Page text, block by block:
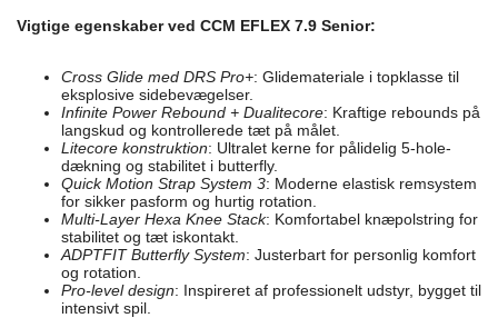
Vigtige egenskaber ved CCM EFLEX 7.9 Senior:
Cross Glide med DRS Pro+: Glidemateriale i topklasse til
eksplosive sidebevægelser.
Infinite Power Rebound + Dualitecore: Kraftige rebounds på
langskud og kontrollerede tæt på målet.
Litecore konstruktion: Ultralet kerne for pålidelig 5-hole-
dækning og stabilitet i butterfly.
Quick Motion Strap System 3: Moderne elastisk remsystem
for sikker pasform og hurtig rotation.
Multi-Layer Hexa Knee Stack: Komfortabel knæpolstring for
stabilitet og tæt iskontakt.
ADPTFIT Butterfly System: Justerbart for personlig komfort
og rotation.
Pro-level design: Inspireret af professionelt udstyr, bygget til
intensivt spil.